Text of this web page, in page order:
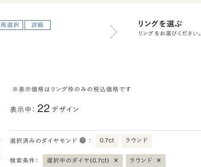
再選択 詳細 リングを選ぶ
リングをお選びください。
※表示価格はリング枠のみの税込価格です
表示中： 22 デザイン
選択済みのダイヤモンド ： 0.7ct ラウンド
検索条件： 選択中のダイヤ(0.7ct) × ラウンド ×